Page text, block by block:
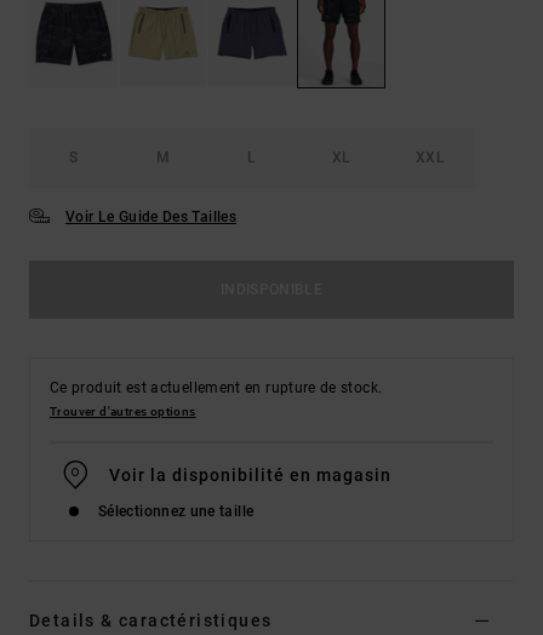
S M L XL XXL
Voir Le Guide Des Tailles
Ce produit est actuellement en rupture de stock.
Trouver d'autres options
Voir la disponibilité en magasin
Sélectionnez une taille
Details & caractéristiques